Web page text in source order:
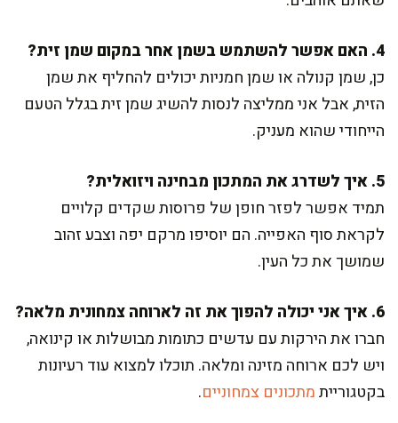
4. האם אפשר להשתמש בשמן אחר במקום שמן זית?
כן, שמן קנולה או שמן חמניות יכולים להחליף את שמן
הזית, אבל אני ממליצה לנסות להשיג שמן זית בגלל הטעם
הייחודי שהוא מעניק.
5. איך לשדרג את המתכון מבחינה ויזואלית?
תמיד אפשר לפזר חופן של פרוסות שקדים קלויים
לקראת סוף האפייה. הם יוסיפו מרקם יפה וצבע זהוב
שמושך את כל העין.
6. איך אני יכולה להפוך את זה לארוחה צמחונית מלאה?
חברו את הירקות עם עדשים כתומות מבושלות או קינואה,
ויש לכם ארוחה מזינה ומלאה. תוכלו למצוא עוד רעיונות
בקטגורייתמתכונים צמחוניים.